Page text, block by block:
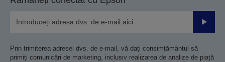
Prin trimiterea adresei dvs. de e-mail, vă dați consimțământul să
primiți comunicări de marketing, inclusiv realizarea de analize de piață